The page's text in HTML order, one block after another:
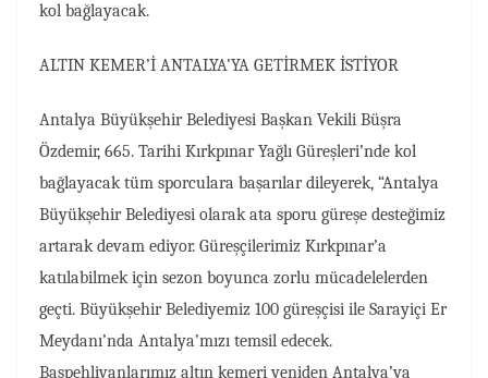
kol bağlayacak.
ALTIN KEMER’İ ANTALYA’YA GETİRMEK İSTİYOR
Antalya Büyükşehir Belediyesi Başkan Vekili Büşra
Özdemir, 665. Tarihi Kırkpınar Yağlı Güreşleri’nde kol
bağlayacak tüm sporculara başarılar dileyerek, “Antalya
Büyükşehir Belediyesi olarak ata sporu güreşe desteğimiz
artarak devam ediyor. Güreşçilerimiz Kırkpınar’a
katılabilmek için sezon boyunca zorlu mücadelelerden
geçti. Büyükşehir Belediyemiz 100 güreşçisi ile Sarayiçi Er
Meydanı’nda Antalya’mızı temsil edecek.
Başpehlivanlarımız altın kemeri yeniden Antalya’ya